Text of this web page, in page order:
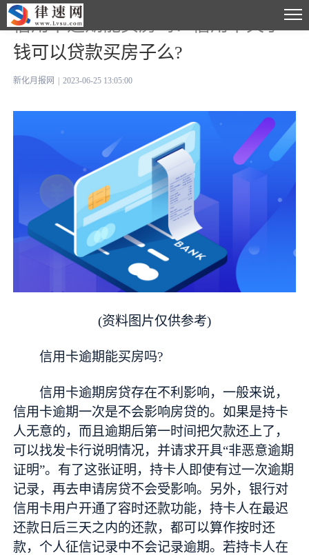
信用卡逾期能买房吗？信用卡欠了
钱可以贷款买房子么?
新化月报网 2023-06-25 13:05:00
(资料图片仅供参考)
信用卡逾期能买房吗?
信用卡逾期房贷存在不利影响，一般来说，
信用卡逾期一次是不会影响房贷的。如果是持卡
人无意的，而且逾期后第一时间把欠款还上了，
可以找发卡行说明情况，并请求开具“非恶意逾期
证明”。有了这张证明，持卡人即使有过一次逾期
记录，再去申请房贷不会受影响。另外，银行对
信用卡用户开通了容时还款功能，持卡人在最迟
还款日后三天之内的还款，都可以算作按时还
款，个人征信记录中不会记录逾期。若持卡人在